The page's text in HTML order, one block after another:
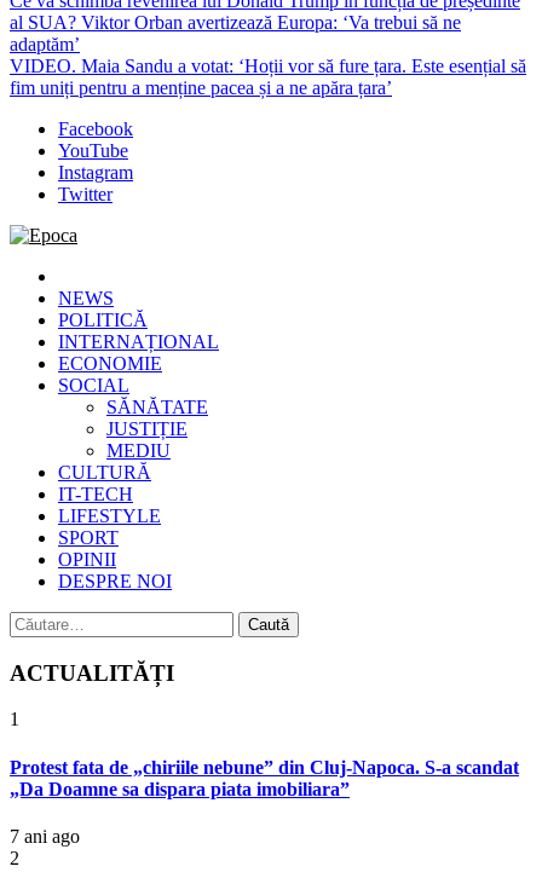
al SUA? Viktor Orban avertizează Europa: ‘Va trebui să ne
adaptăm’
VIDEO. Maia Sandu a votat: ‘Hoții vor să fure țara. Este esențial să
fim uniți pentru a menține pacea și a ne apăra țara’
Facebook
YouTube
Instagram
Twitter
Epoca
Cele mai noi știri online din România
NEWS
POLITICĂ
INTERNAȚIONAL
ECONOMIE
SOCIAL
SĂNĂTATE
JUSTIȚIE
MEDIU
CULTURĂ
IT-TECH
LIFESTYLE
SPORT
OPINII
DESPRE NOI
Caută
după:
ACTUALITĂȚI
1
Protest fata de „chiriile nebune” din Cluj-Napoca. S-a scandat
„Da Doamne sa dispara piata imobiliara”
7 ani ago
2